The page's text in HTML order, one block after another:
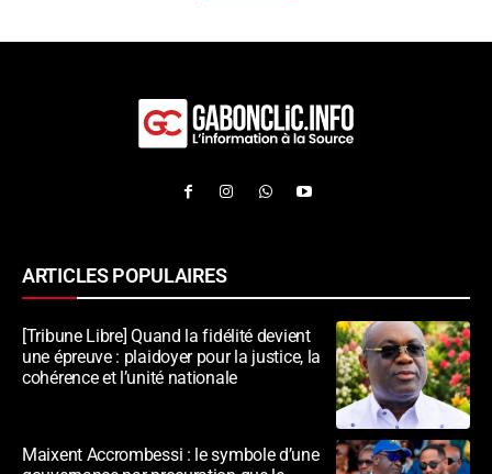
ARTICLES POPULAIRES
[Tribune Libre] Quand la fidélité devient
une épreuve : plaidoyer pour la justice, la
cohérence et l’unité nationale
Maixent Accrombessi : le symbole d’une